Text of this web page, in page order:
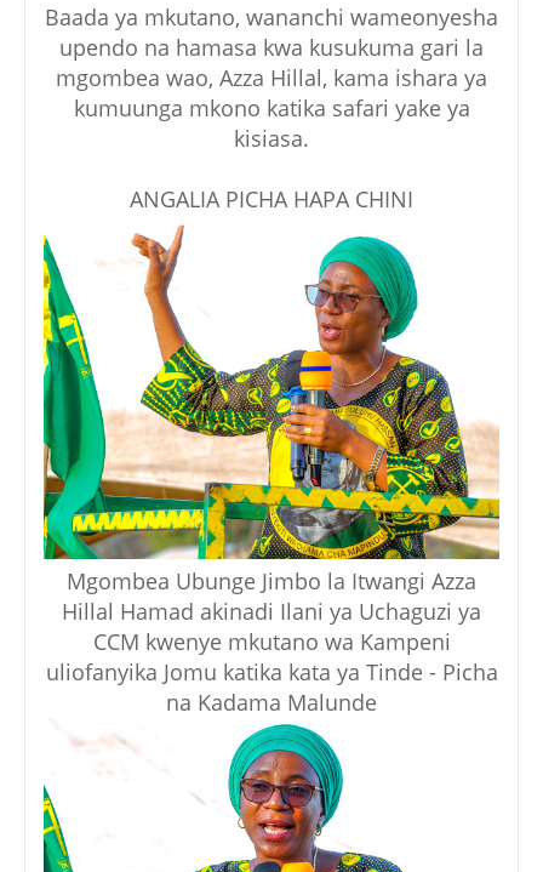
Baada ya mkutano, wananchi wameonyesha
upendo na hamasa kwa kusukuma gari la
mgombea wao, Azza Hillal, kama ishara ya
kumuunga mkono katika safari yake ya
kisiasa.
ANGALIA PICHA HAPA CHINI
Mgombea Ubunge Jimbo la Itwangi Azza
Hillal Hamad akinadi Ilani ya Uchaguzi ya
CCM kwenye mkutano wa Kampeni
uliofanyika Jomu katika kata ya Tinde - Picha
na Kadama Malunde